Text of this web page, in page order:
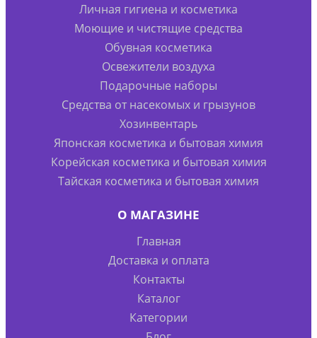
Личная гигиена и косметика
Моющие и чистящие средства
Обувная косметика
Освежители воздуха
Подарочные наборы
Средства от насекомых и грызунов
Хозинвентарь
Японская косметика и бытовая химия
Корейская косметика и бытовая химия
Тайская косметика и бытовая химия
О МАГАЗИНЕ
Главная
Доставка и оплата
Контакты
Каталог
Категории